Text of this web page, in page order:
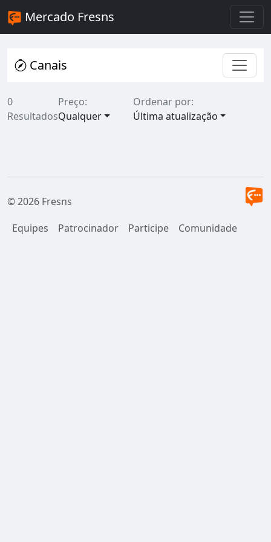
Mercado Fresns
Canais
0
Resultados
Preço:
Qualquer
Ordenar por:
Última atualização
© 2026 Fresns
Equipes
Patrocinador Participe Comunidade